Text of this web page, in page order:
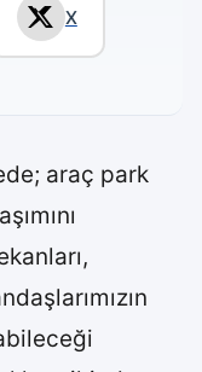
X
araç park